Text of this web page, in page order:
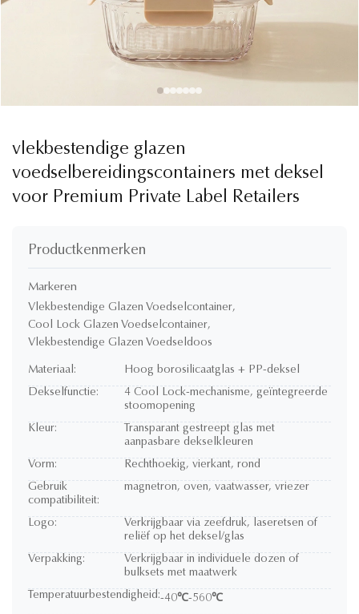
vlekbestendige glazen
voedselbereidingscontainers met deksel
voor Premium Private Label Retailers
Productkenmerken
Markeren
Vlekbestendige Glazen Voedselcontainer,
Cool Lock Glazen Voedselcontainer,
Vlekbestendige Glazen Voedseldoos
Materiaal:
Hoog borosilicaatglas + PP-deksel
Dekselfunctie:
4 Cool Lock-mechanisme, geïntegreerde
stoomopening
Kleur:
Transparant gestreept glas met
aanpasbare dekselkleuren
Vorm:
Rechthoekig, vierkant, rond
Gebruik
compatibiliteit:
magnetron, oven, vaatwasser, vriezer
Logo:
Verkrijgbaar via zeefdruk, laseretsen of
reliëf op het deksel/glas
Verpakking:
Verkrijgbaar in individuele dozen of
bulksets met maatwerk
Temperatuurbestendigheid:-40℃-560℃